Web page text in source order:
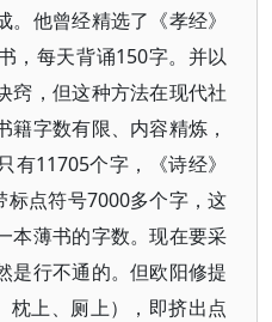
他曾经精选了《孝经》
，每天背诵150字。并以
窍，但这种方法在现代社
字数有限、内容精炼，
有11705个字，《诗经》
点符号7000多个字，这
本薄书的字数。现在要采
是行不通的。但欧阳修提
枕上、厕上），即挤出点